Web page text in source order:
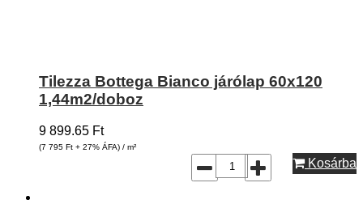
Tilezza Bottega Bianco járólap 60x120
1,44m2/doboz
9 899.65 Ft
(7 795 Ft + 27% ÁFA) / m²
Kosárba